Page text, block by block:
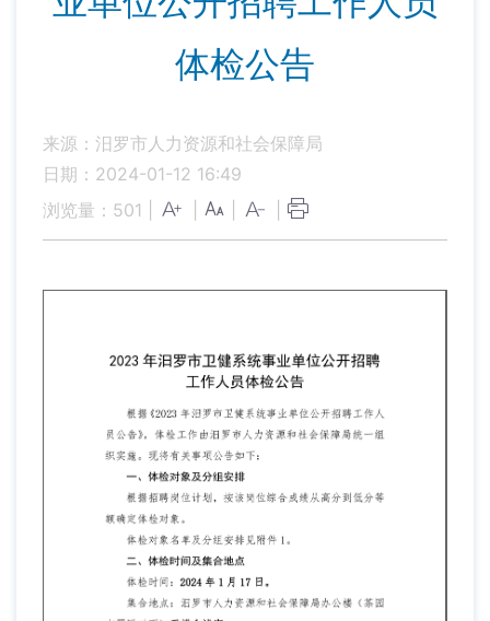
体检公告
来源：汨罗市人力资源和社会保障局
日期：2024-01-12 16:49
浏览量： 501